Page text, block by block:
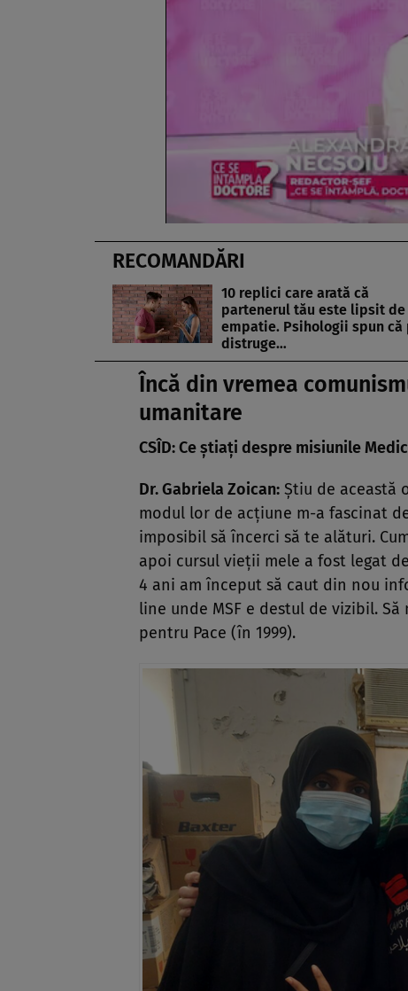
RECOMANDĂRI
10 replici care arată că
partenerul tău este lipsit de
empatie. Psihologii spun că
distruge…
Încă din vremea
umanitare
CSÎD: Ce știați despre misiunile
Dr. Gabriela Zoican: Știu de această
modul lor de acțiune m-a fascinat
imposibil să încerci să te alături.
apoi cursul vieții mele a fost legat
4 ani am început să caut din nou
line unde MSF e destul de vizibil.
pentru Pace (în 1999).